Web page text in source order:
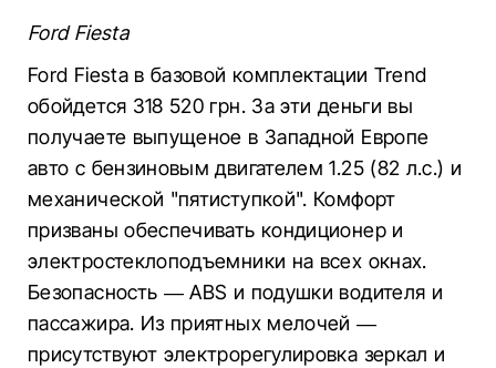
Ford Fiesta
Ford Fiesta в базовой комплектации Trend
обойдется 318 520 грн. За эти деньги вы
получаете выпущеное в Западной Европе
авто с бензиновым двигателем 1.25 (82 л.с.) и
механической "пятиступкой". Комфорт
призваны обеспечивать кондиционер и
электростеклоподъемники на всех окнах.
Безопасность — ABS и подушки водителя и
пассажира. Из приятных мелочей —
присутствуют электрорегулировка зеркал и